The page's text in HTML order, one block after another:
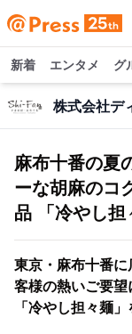
新着 エンタメ グ
株式会社デ
麻布十番の夏
ーな胡麻のコ
品 「冷やし担
東京・麻布十番
客様の熱いご要
「冷やし担々麺